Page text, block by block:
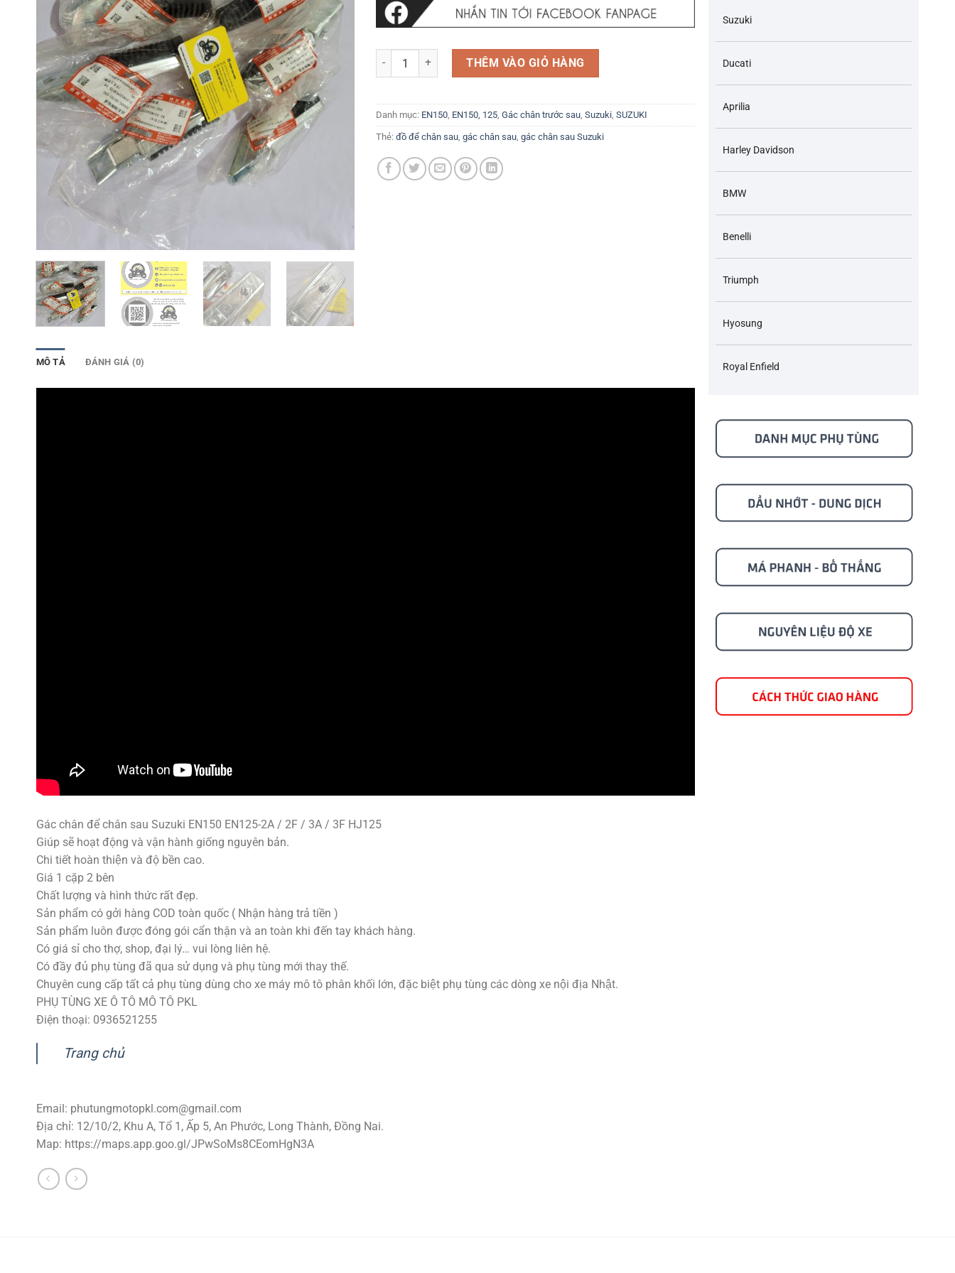
Gác chân sau Suzuki EN150 EN125-2A / 2F / 3A / 3F HJ125 số lượng
THÊM VÀO GIỎ HÀNG
Danh mục: EN150 EN150, 125 ,Gác chân trước sau ,Suzuki ,SUZUKI
Thẻ:đồ để chân sau ,gác chân sau ,gác chân sau Suzuki
MÔ TẢ ĐÁNH GIÁ (0)
Gác chân để chân sau Suzuki EN150 EN125-2A / 2F / 3A / 3F HJ125
Giúp sẽ hoạt động và vận hành giống nguyên bản.
Chi tiết hoàn thiện và độ bền cao.
Giá 1 cặp 2 bên
Chất lượng và hình thức rất đẹp.
Sản phẩm có gởi hàng COD toàn quốc ( Nhận hàng trả tiền )
Sản phẩm luôn được đóng gói cẩn thận và an toàn khi đến tay khách hàng.
Có giá sỉ cho thợ, shop, đại lý… vui lòng liên hệ.
Có đầy đủ phụ tùng đã qua sử dụng và phụ tùng mới thay thế.
Chuyên cung cấp tất cả phụ tùng dùng cho xe máy mô tô phân khối lớn, đặc biệt phụ tùng các dòng xe nội địa Nhật.
PHỤ TÙNG XE Ô TÔ MÔ TÔ PKL
Điện thoại: 0936521255
Trang chủ
Email: phutungmotopkl.com@gmail.com
Địa chỉ: 12/10/2, Khu A, Tổ 1, Ấp 5, An Phước, Long Thành, Đồng Nai.
Map: https://maps.app.goo.gl/JPwSoMs8CEomHgN3A
Suzuki
Ducati
Aprilia
Harley Davidson
BMW
Benelli
Triumph
Hyosung
Royal Enfield